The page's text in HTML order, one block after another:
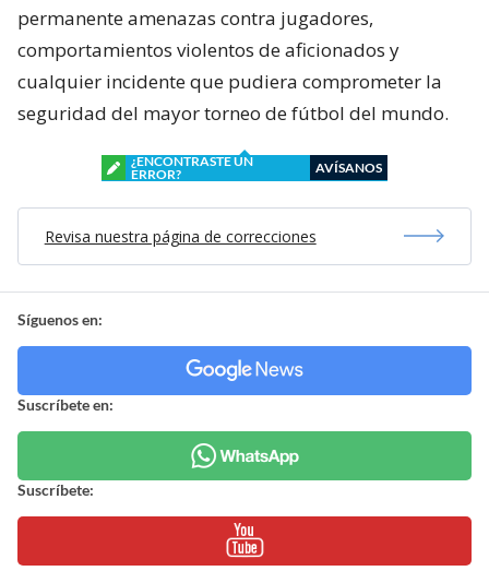
permanente amenazas contra jugadores,
comportamientos violentos de aficionados y
cualquier incidente que pudiera comprometer la
seguridad del mayor torneo de fútbol del mundo.
¿ENCONTRASTE UN
ERROR?
AVÍSANOS
Revisa nuestra página de correcciones
Síguenos en:
Suscríbete en:
Suscríbete: